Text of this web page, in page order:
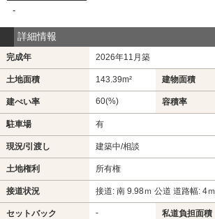
-
詳細情報
完成年 2026年11月築
土地面積 143.39m² 建物面積
建ぺい率 60(%) 容積率
駐車場 有
現況/引渡し 建築中/相談
土地権利 所有権
接道状況 接道: 南 9.98ｍ 公道 道路幅: 4ｍ
セットバック - 私道負担面積